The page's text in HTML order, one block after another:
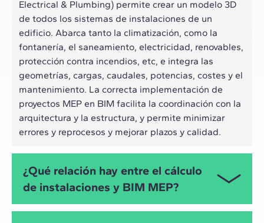
Electrical & Plumbing) permite crear un modelo 3D
de todos los sistemas de instalaciones de un
edificio. Abarca tanto la climatización, como la
fontanería, el saneamiento, electricidad, renovables,
protección contra incendios, etc, e integra las
geometrías, cargas, caudales, potencias, costes y el
mantenimiento. La correcta implementación de
proyectos MEP en BIM facilita la coordinación con la
arquitectura y la estructura, y permite minimizar
errores y reprocesos y mejorar plazos y calidad.
¿Qué relación hay entre el cálculo
de instalaciones y BIM MEP?